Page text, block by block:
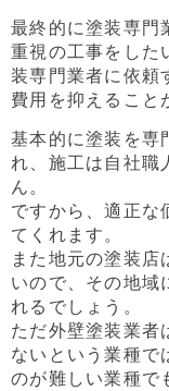
最終的に塗装専門
重視の工事をした
装専門業者に依頼
費用を抑えること
基本的に塗装を専
れ、施工は自社職
ん。
ですから、適正な
てくれます。
また地元の塗装店
いので、その地域
れるでしょう。
ただ外壁塗装業者
ないという業種で
のが難しい業種で